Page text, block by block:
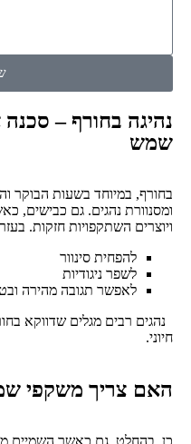
נהיגה בחורף –
שמש
בחורף, במיוחד בשעות הבוקר
ומסנוורת נהגים. גם כבישים,
ויוצרים השתקפויות חזקות.
להפחית סינוור
לשפר ניגודיות
לאפשר תגובה מהירה
נהגים רבים מגלים שדווקא
חיוני.
האם צריך משקפי